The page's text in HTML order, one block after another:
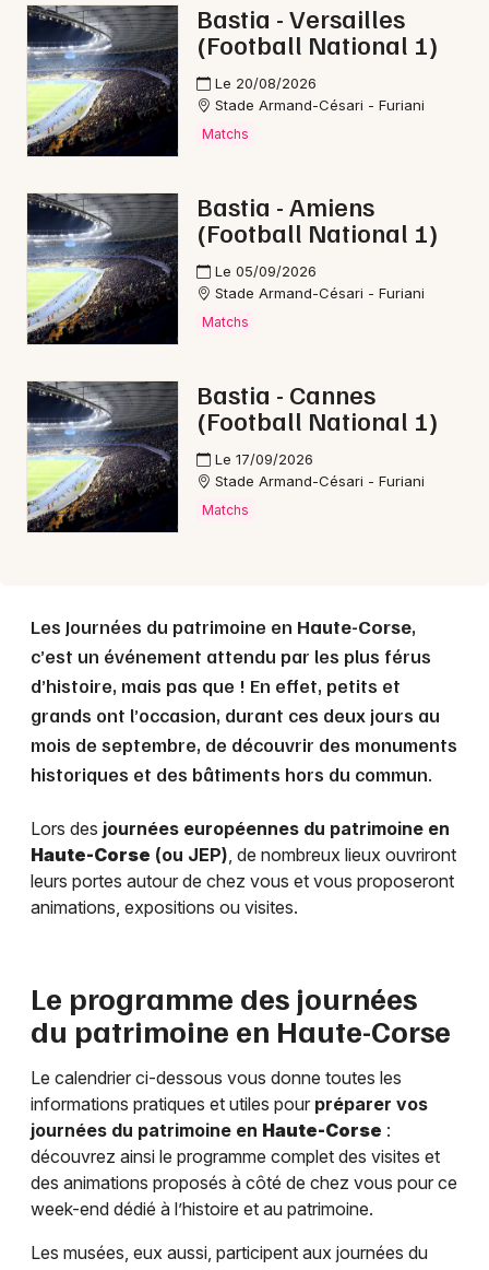
Magazine en Haute-Corse
2B - Haute-Corse
Choisir mes départements
Mon email
Je m'abonne
Bastia - Versailles
(Football National 1)
Le 20/08/2026
Stade Armand-Césari - Furiani
Matchs
Bastia - Amiens
(Football National 1)
Le 05/09/2026
Stade Armand-Césari - Furiani
Matchs
Bastia - Cannes
(Football National 1)
Le 17/09/2026
Stade Armand-Césari - Furiani
Matchs
Les Journées du patrimoine en Haute-Corse,
c’est un événement attendu par les plus férus
d’histoire, mais pas que ! En effet, petits et
grands ont l’occasion, durant ces deux jours au
mois de septembre, de découvrir des monuments
historiques et des bâtiments hors du commun.
Lors des journées européennes du patrimoine en
Haute-Corse (ou JEP), de nombreux lieux ouvriront
leurs portes autour de chez vous et vous proposeront
animations, expositions ou visites.
Le programme des journées
du patrimoine en Haute-Corse
Le calendrier ci-dessous vous donne toutes les
informations pratiques et utiles pour préparer vos
journées du patrimoine en Haute-Corse :
découvrez ainsi le programme complet des visites et
des animations proposés à côté de chez vous pour ce
week-end dédié à l’histoire et au patrimoine.
Les musées, eux aussi, participent aux journées du